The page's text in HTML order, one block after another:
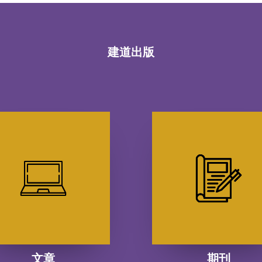
建道出版
文章 期刊